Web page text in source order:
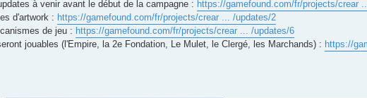
à venir avant le début de la campagne : https://gamefound.com/fr/projects/crear
d'artwork : https://gamefound.com/fr/projects/crear ... /updates/2
de jeu : https://gamefound.com/fr/projects/crear ... /updates/6
jouables (l'Empire, la 2e Fondation, Le Mulet, le Clergé, les Marchands) : https://